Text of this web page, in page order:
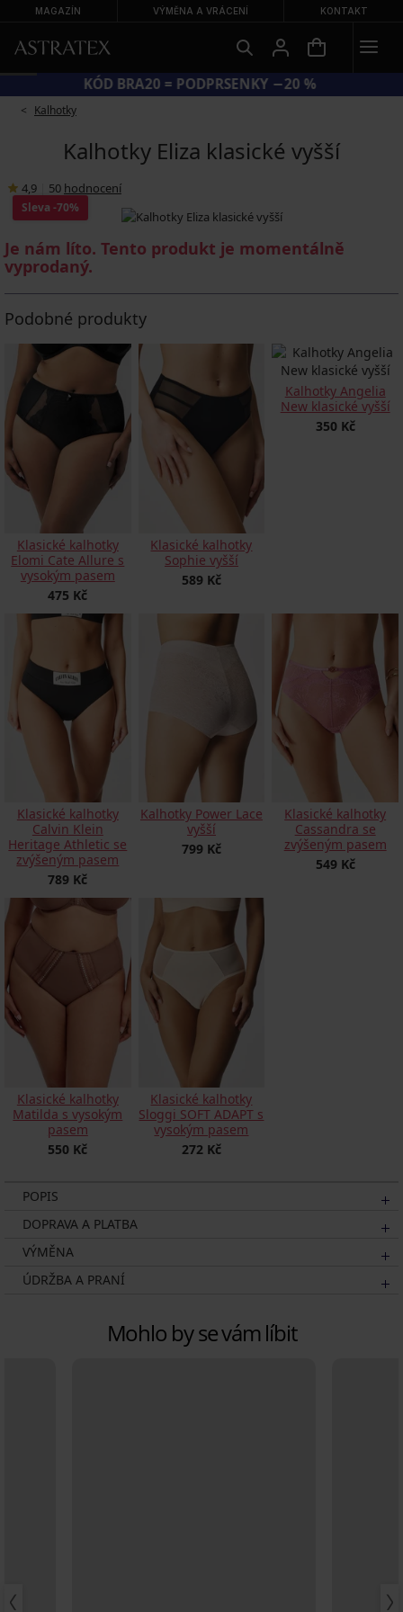
MAGAZÍN VÝMĚNA A VRÁCENÍ KONTAKT
KÓD BRA20 = PODPRSENKY −20 %
Kalhotky
Kalhotky Eliza klasické vyšší
4,9 50 hodnocení
Sleva -70%
Je nám líto. Tento produkt je momentálně
vyprodaný.
Podobné produkty
Klasické kalhotky
Elomi Cate Allure s
vysokým pasem
475 Kč
Klasické kalhotky
Sophie vyšší
589 Kč
Kalhotky Angelia
New klasické vyšší
350 Kč
Klasické kalhotky
Calvin Klein
Heritage Athletic se
zvýšeným pasem
789 Kč
Kalhotky Power Lace
vyšší
799 Kč
Klasické kalhotky
Cassandra se
zvýšeným pasem
549 Kč
Klasické kalhotky
Matilda s vysokým
pasem
550 Kč
Klasické kalhotky
Sloggi SOFT ADAPT s
vysokým pasem
272 Kč
POPIS
DOPRAVA A PLATBA
VÝMĚNA
ÚDRŽBA A PRANÍ
Mohlo by se vám líbit